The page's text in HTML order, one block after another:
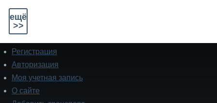
ещё
>>
Подвал
Регистрация
Авторизация
Моя учетная запись
О сайте